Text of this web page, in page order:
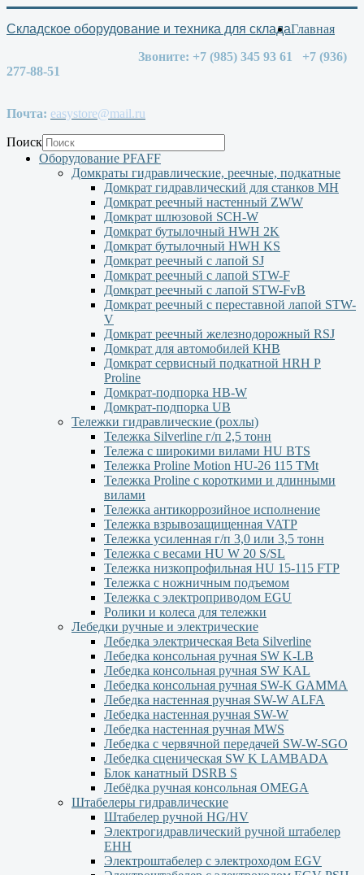
Складское оборудование и техника для склада
Звоните: +7 (985) 345 93 61 +7 (936)
277-88-51
Почта: easystore@mail.ru
Поиск
Главная
Оборудование PFAFF
Домкраты гидравлические, реечные, подкатные
Домкрат гидравлический для станков МН
Домкрат реечный настенный ZWW
Домкрат шлюзовой SCH-W
Домкрат бутылочный HWH 2K
Домкрат бутылочный HWH KS
Домкрат реечный с лапой SJ
Домкрат реечный с лапой STW-F
Домкрат реечный с лапой STW-FvB
Домкрат реечный с переставной лапой STW-
V
Домкрат реечный железнодорожный RSJ
Домкрат для автомобилей КНВ
Домкрат сервисный подкатной НRH P
Proline
Домкрат-подпорка HB-W
Домкрат-подпорка UB
Тележки гидравлические (рохлы)
Тележка Silverline г/п 2,5 тонн
Тележа с широкими вилами HU BTS
Тележка Proline Motion HU-26 115 TMt
Тележка Proline с короткими и длинными
вилами
Тележка антикоррозийное исполнение
Тележка взрывозащищенная VATP
Тележка усиленная г/п 3,0 или 3,5 тонн
Тележка с весами HU W 20 S/SL
Тележка низкопрофильная HU 15-115 FTP
Тележка с ножничным подъемом
Тележка с электроприводом EGU
Ролики и колеса для тележки
Лебедки ручные и электрические
Лебедка электрическая Beta Silverline
Лебедка консольная ручная SW K-LB
Лебедка консольная ручная SW KAL
Лебедка консольная ручная SW-K GAMMA
Лебедка настенная ручная SW-W ALFA
Лебедка настенная ручная SW-W
Лебедка настенная ручная MWS
Лебедка с червячной передачей SW-W-SGO
Лебедка сценическая SW K LAMBADA
Блок канатный DSRB S
Лебёдка ручная консольная OMEGA
Штабелеры гидравлические
Штабелер ручной HG/HV
Электрогидравлический ручной штабелер
ЕНН
Электроштабелер с электроходом EGV